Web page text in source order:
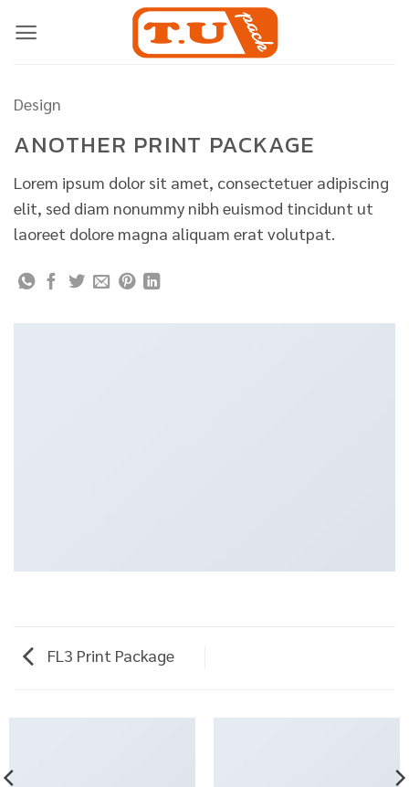
Design
ANOTHER PRINT PACKAGE
Lorem ipsum dolor sit amet, consectetuer adipiscing
elit, sed diam nonummy nibh euismod tincidunt ut
laoreet dolore magna aliquam erat volutpat.
FL3 Print Package